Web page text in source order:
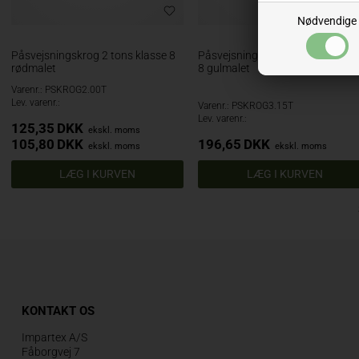
Nødvendige
Påsvejsningskrog 2 tons klasse 8
rødmalet
Varenr.: PSKROG2.00T
Lev. varenr.:
125,35 DKK ekskl. moms
105,80 DKK ekskl. moms
Påsvejsningskrog 3.15 tons
8 gulmalet
Varenr.: PSKROG3.15T
Lev. varenr.:
196,65 DKK ekskl. moms
KONTAKT OS
Impartex A/S
Fåborgvej 7